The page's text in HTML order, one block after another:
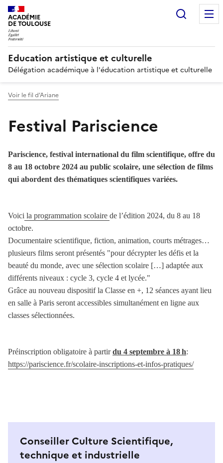
ACADÉMIE
DE TOULOUSE
Education artistique et culturelle
Délégation académique à l'éducation artistique et culturelle
Voir le fil d’Ariane
Festival Pariscience
Pariscience, festival international du film scientifique, offre du
8 au 18 octobre 2024 au public scolaire, une sélection de films
qui abordent des thématiques scientifiques variées.
Voici la programmation scolaire de l’édition 2024, du 8 au 18
octobre.
Documentaire scientifique, fiction, animation, courts métrages…
plusieurs films seront présentés "pour décrypter les défis et la
beauté du monde, avec une sélection scolaire […] adaptée aux
différents niveaux : cycle 3, cycle 4 et lycée."
Grâce au nouveau dispositif la Classe en +, 12 séances ayant lieu
en salle à Paris seront accessibles simultanément en ligne aux
classes sélectionnées.
Préinscription obligatoire à partirdu 4 septembre à 18 h:
https://pariscience.fr/scolaire-inscriptions-et-infos-pratiques/
Conseiller Culture Scientifique,
technique et industrielle